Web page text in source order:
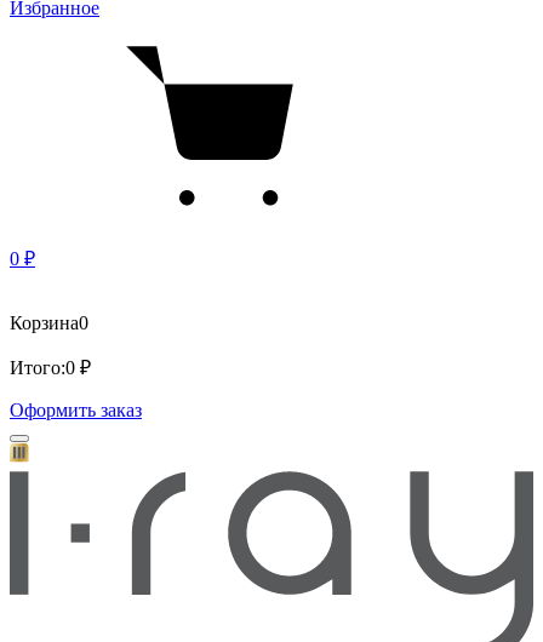
Избранное
0 ₽
Корзина0
Итого:0 ₽
Оформить заказ